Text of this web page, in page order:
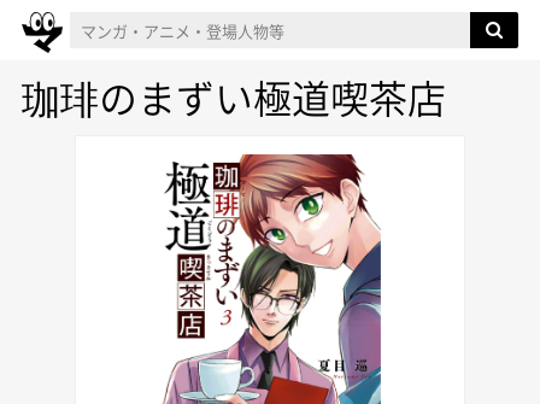
珈琲のまずい極道喫茶店